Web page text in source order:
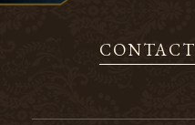
CONTACT